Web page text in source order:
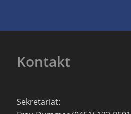
Kontakt
Sekretariat: